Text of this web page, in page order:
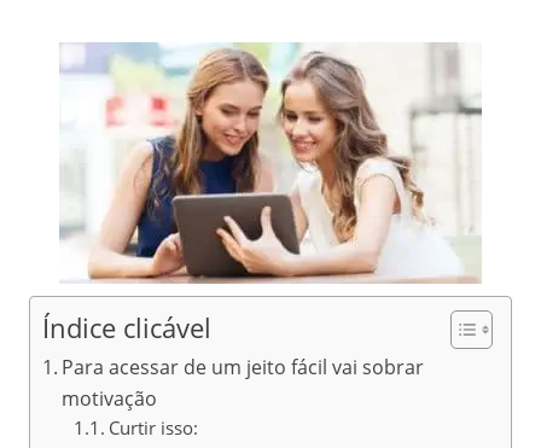
Índice clicável
Para acessar de um jeito fácil vai sobrar
motivação
Curtir isso: